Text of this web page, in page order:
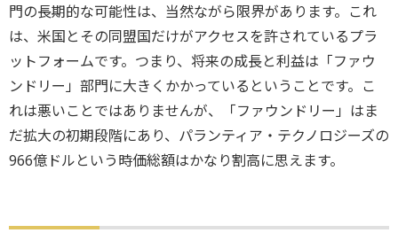
門の長期的な可能性は、当然ながら限界があります。これ
は、米国とその同盟国だけがアクセスを許されているプラ
ットフォームです。つまり、将来の成長と利益は「ファウ
ンドリー」部門に大きくかかっているということです。こ
れは悪いことではありませんが、「ファウンドリー」はま
だ拡大の初期段階にあり、パランティア・テクノロジーズの
966億ドルという時価総額はかなり割高に思えます。